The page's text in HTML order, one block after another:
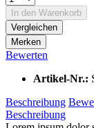
In den Warenkorb
Vergleichen
Merken
Bewerten
Artikel-Nr.:
Beschreibung
Beschreibung